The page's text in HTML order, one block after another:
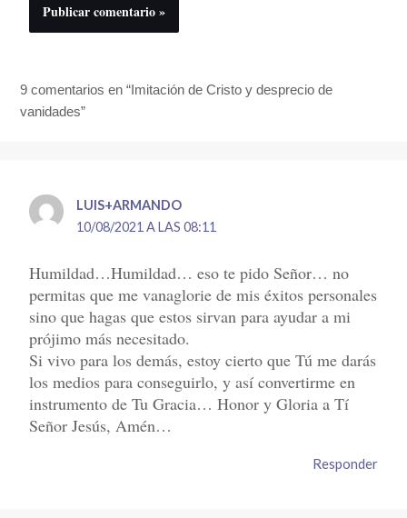
9 comentarios en “Imitación de Cristo y desprecio de
vanidades”
LUIS+ARMANDO
10/08/2021 A LAS 08:11
Humildad…Humildad… eso te pido Señor… no
permitas que me vanaglorie de mis éxitos personales
sino que hagas que estos sirvan para ayudar a mi
prójimo más necesitado.
Si vivo para los demás, estoy cierto que Tú me darás
los medios para conseguirlo, y así convertirme en
instrumento de Tu Gracia… Honor y Gloria a Tí
Señor Jesús, Amén…
Responder